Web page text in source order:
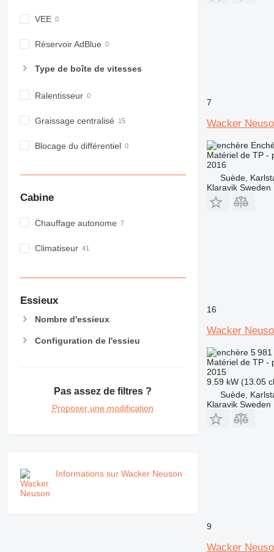
E-series
GC
MH
PM
V-series
VEE
Réservoir AdBlue
Type de boîte de vitesses
Ralentisseur
Graissage centralisé
Blocage du différentiel
Cabine
Chauffage autonome
Climatiseur
Essieux
Nombre d'essieux
Configuration de l'essieu
Pas assez de filtres ?
Proposer une modification
Informations sur Wacker Neuson
7
Wacker
Matériel de TP -
2016
Suède,
Klaravik Sweden
16
Wacker
5 981
Matériel de TP -
2015
9.59 kW (13.05
Suède,
Klaravik Sweden
9
Wacker